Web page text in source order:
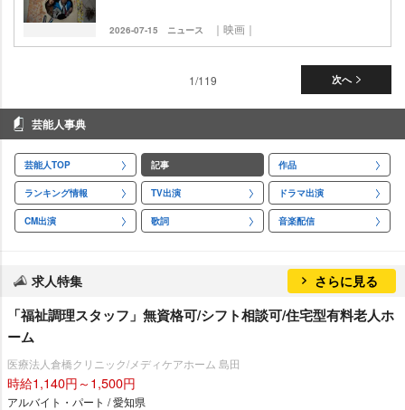
2026-07-15 ニュース ｜映画｜
次へ
1/119
芸能人事典
芸能人TOP 記事 作品
ランキング情報 TV出演 ドラマ出演
CM出演 歌詞 音楽配信
求人特集 さらに見る
「福祉調理スタッフ」無資格可/シフト相談可/住宅型有料老人ホ
ーム
医療法人倉橋クリニック/メディケアホーム 島田
時給1,140円～1,500円
アルバイト・パート / 愛知県